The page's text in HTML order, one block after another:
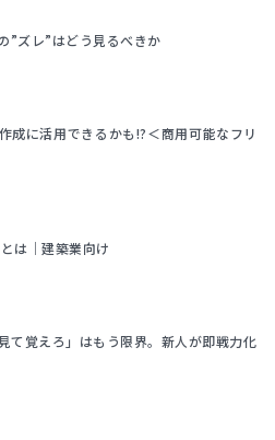
”ズレ”はどう見るべきか
成に活用できるかも!?＜商用可能なフリ
は｜建築業向け
て覚えろ」はもう限界。新人が即戦力化